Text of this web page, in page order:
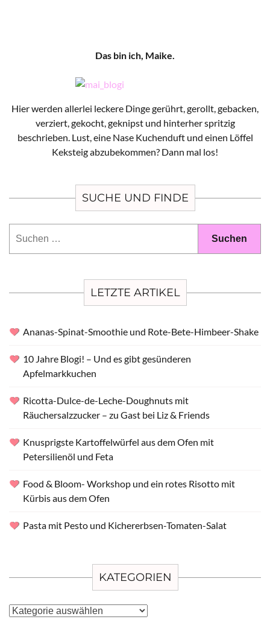
Das bin ich, Maike.
Hier werden allerlei leckere Dinge gerührt, gerollt, gebacken,
verziert, gekocht, geknipst und hinterher spritzig
beschrieben. Lust, eine Nase Kuchenduft und einen Löffel
Keksteig abzubekommen? Dann mal los!
SUCHE UND FINDE
LETZTE ARTIKEL
Ananas-Spinat-Smoothie und Rote-Bete-Himbeer-Shake
10 Jahre Blogi! – Und es gibt gesünderen
Apfelmarkkuchen
Ricotta-Dulce-de-Leche-Doughnuts mit
Räuchersalzzucker – zu Gast bei Liz & Friends
Knusprigste Kartoffelwürfel aus dem Ofen mit
Petersilienöl und Feta
Food & Bloom- Workshop und ein rotes Risotto mit
Kürbis aus dem Ofen
Pasta mit Pesto und Kichererbsen-Tomaten-Salat
KATEGORIEN
Kategorien